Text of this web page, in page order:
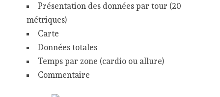
Présentation des données par tour (20
métriques)
Carte
Données totales
Temps par zone (cardio ou allure)
Commentaire